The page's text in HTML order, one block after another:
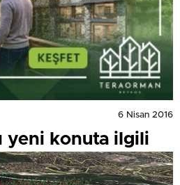
6 Nisan 2016
yeni konuta ilgili